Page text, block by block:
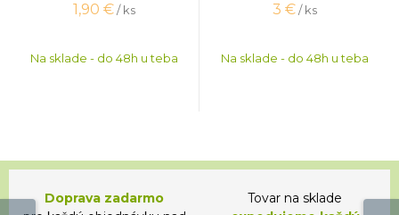
1,90 € / ks
Na sklade - do 48h u teba
3 €/ ks
Na sklade - do 48h u teba
Doprava zadarmo
Tovar na sklade